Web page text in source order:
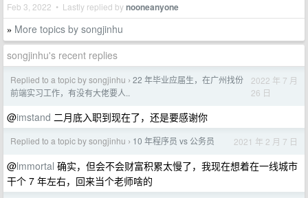
Feb 3, 2022 • Lastly replied bynooneanyone
» More topics by songjinhu
songjinhu's recent replies
Replied to a topic by songjinhu › 22 年毕业应届生，在广州找份
前端实习工作，有没有大佬要人..
2022 年 7 月
26 日
@imstand 二月底入职到现在了，还是要感谢你
Replied to a topic by songjinhu › 10 年程序员 vs 公务员 2021 年 2 月 7 日
@lmmortal 确实，但会不会财富积累太慢了，我现在想着在一线城市
干个 7 年左右，回来当个老师啥的